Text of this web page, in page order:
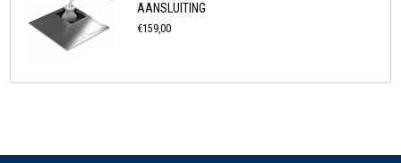
AANSLUITING
€159,00